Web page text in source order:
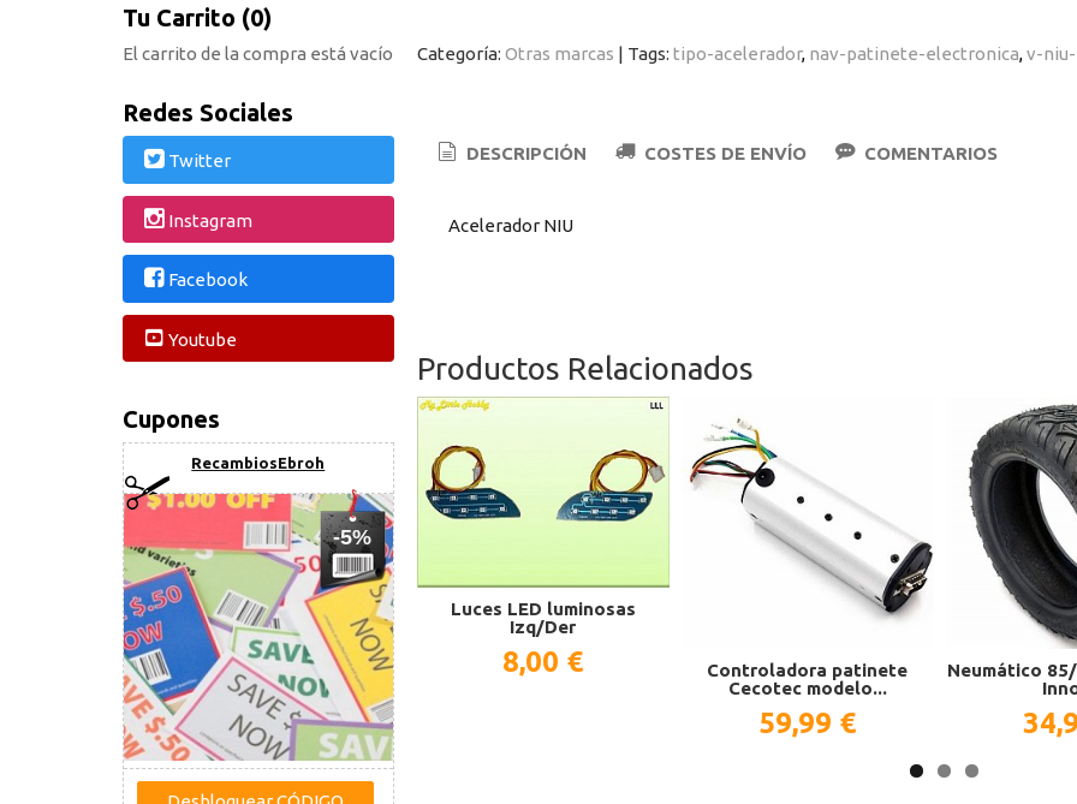
Tu Carrito (0)
El carrito de la compra está vacío
Redes Sociales
Twitter
Instagram
Facebook
Youtube
Cupones
RecambiosEbroh
-5%
Categoría: Otras marcas | Tags: tipo-acelerador nav-patinete-electronica v-
DESCRIPCIÓN COSTES DE ENVÍO COMENTARIOS
Acelerador NIU
Productos Relacionados
Luces LED luminosas
Izq/Der
8,00 €
Controladora patinete
Cecotec modelo...
59,99 €
Neumático